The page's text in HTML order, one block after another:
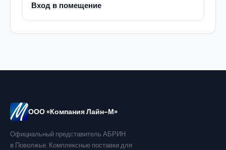
Вход в помещение
ООО «Компания Лайн-М»
Официальный представитель АБРИН
в Поволжье. Комплексные поставки для